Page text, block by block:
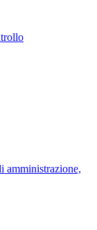
amministrazione,